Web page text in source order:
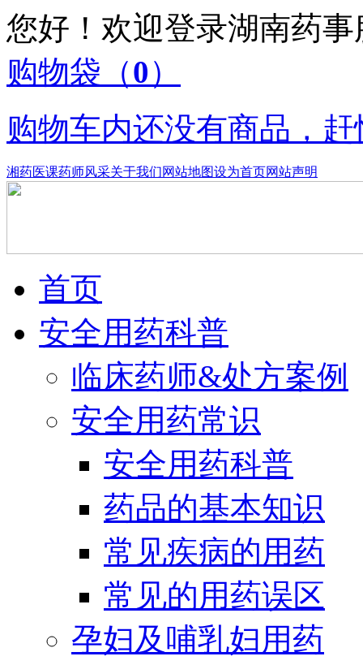
您好！欢迎登录湖南药
购物袋 （0）
购物车内还没有商品，
湘药医课药师风采关于我们网站地图设为首页网站声明
首页
安全用药科普
临床药师&处方案例
安全用药常识
安全用药科普
药品的基本知识
常见疾病的用药
常见的用药误区
孕妇及哺乳妇用药